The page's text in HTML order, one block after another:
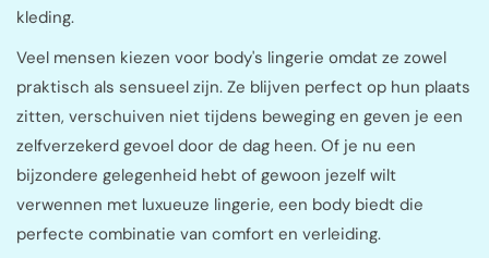
kleding.
Veel mensen kiezen voor body's lingerie omdat ze zowel
praktisch als sensueel zijn. Ze blijven perfect op hun plaats
zitten, verschuiven niet tijdens beweging en geven je een
zelfverzekerd gevoel door de dag heen. Of je nu een
bijzondere gelegenheid hebt of gewoon jezelf wilt
verwennen met luxueuze lingerie, een body biedt die
perfecte combinatie van comfort en verleiding.